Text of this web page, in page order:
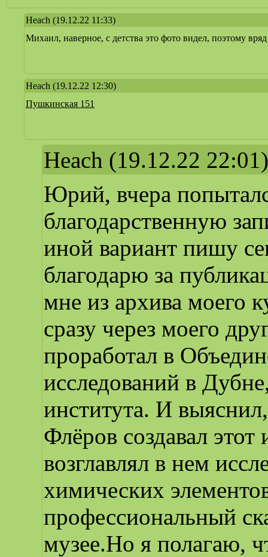
Heach (19.12.22 11:33)
Михаил, наверное, с детства это фото видел, поэтому
Heach (19.12.22 12:30)
Пушкинская 151
Heach (19.12.22 22:01)
Юрий, вчера
благодарственную
иной вариант пишу
благодарю за
мне из архива моего
сразу через моего
проработал в
исследований в
института. И
Флёров создавал этот
возглавлял в нем
химических
профессиональный
музее.Но я полагаю,